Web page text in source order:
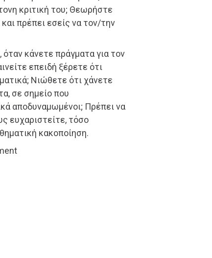
κριτική του; Θεωρήστε
πρέπει εσείς να τον/την
κάνετε πράγματα για τον
επειδή ξέρετε ότι
Νιώθετε ότι χάνετε
σε σημείο που
αποδυναμωμένοι; Πρέπει να
ευχαριστείτε, τόσο
κακοποίηση.